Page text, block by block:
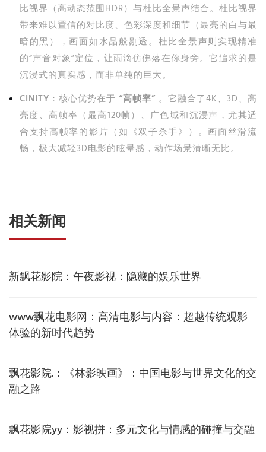
比视界（高动态范围HDR）与杜比全景声结合。杜比视界
带来难以置信的对比度、色彩深度和细节（最亮的白与最
暗的黑），画面如水晶般剔透。杜比全景声则实现精准
的“声音对象”定位，让雨滴仿佛落在你身旁。它追求的是
沉浸式的真实感，而非单纯的巨大。
CINITY ：核心优势在于 “高帧率” 。它融合了4K、3D、高
亮度、高帧率（最高120帧）、广色域和沉浸声，尤其适
合支持高帧率的影片（如《双子杀手》）。画面丝滑流
畅，极大减轻3D电影的眩晕感，动作场景清晰无比。
相关新闻
新飘花影院：午夜影视：隐藏的娱乐世界
www飘花电影网：高清电影与内容：超越传统观影
体验的新时代趋势
飘花影院.：《林影映画》：中国电影与世界文化的交
融之路
飘花影院yy：影视拼：多元文化与情感的碰撞与交融